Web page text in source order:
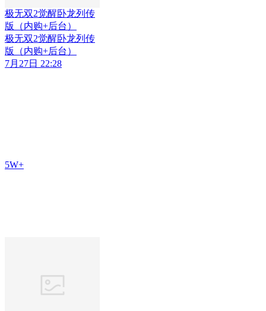
极无双2觉醒卧龙列传
版（内购+后台）
极无双2觉醒卧龙列传
版（内购+后台）
7月27日 22:28
5W+